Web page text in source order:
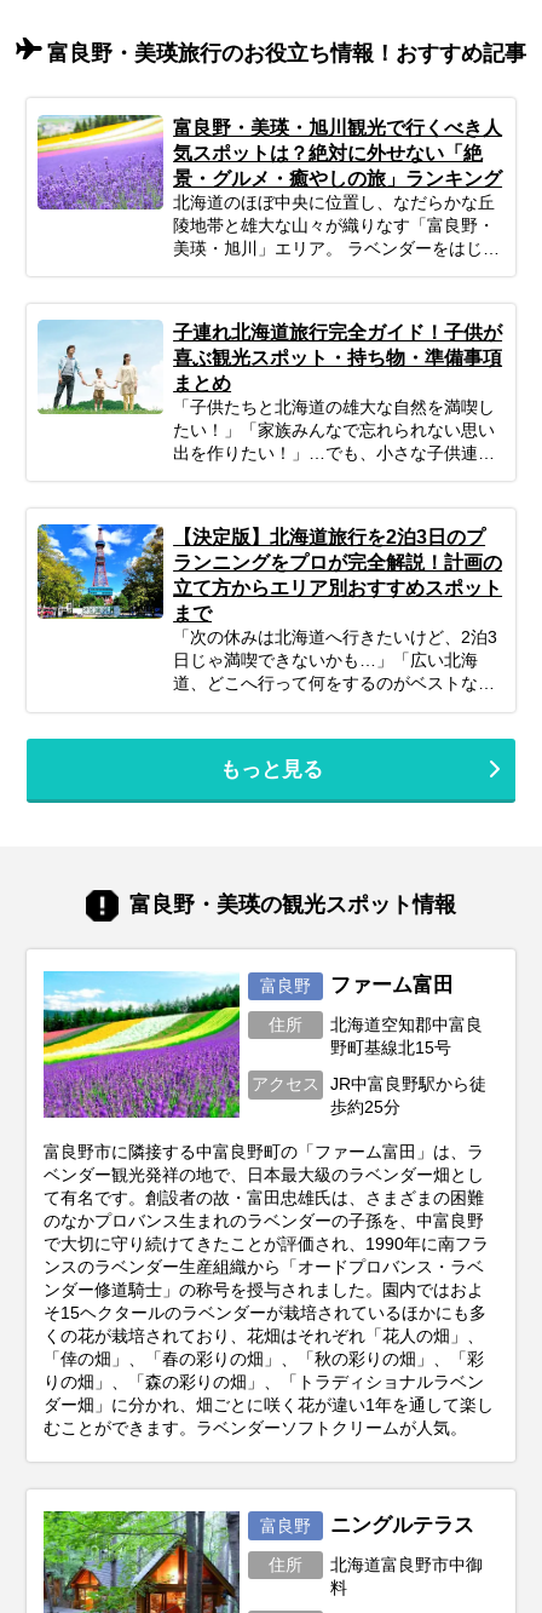
富良野・美瑛旅行のお役立ち情報！おすすめ記事
富良野・美瑛・旭川観光で行くべき人
気スポットは？絶対に外せない「絶
景・グルメ・癒やしの旅」ランキング
北海道のほぼ中央に位置し、なだらかな丘
陵地帯と雄大な山々が織りなす「富良野・
美瑛・旭川」エリア。 ラベンダーをはじめ
絶品グルメは、忙しい日常を忘れて深呼吸
したい大人の女性にぴったりの場所です。
「広すぎてどう回ればいいかわからな
い…」「効率よく絶景スポットを巡りた
い」 そんなあなたのために、今回はプロの
ツアーコーディネーターが厳選した、目的
別の富良野・美瑛・旭川おすすめ観光スポ
ットをご紹介します。 絵画のような絶景か
フェまで幅広くピックアップ。初めての方
からリピーターの方まで、あなたの旅のス
タイルに合わせた「最高の北海道旅」をプ
ランニングするための参考にぜひお役立て
ください。
子連れ北海道旅行完全ガイド！子供が
喜ぶ観光スポット・持ち物・準備事項
まとめ
「子供たちと北海道の雄大な自然を満喫し
たい！」「家族みんなで忘れられない思い
出を作りたい！」…でも、小さな子供連れ
計画すれば、子連れ北海道旅行は最高の体
験になります。 この記事では、子連れファ
ミリーが北海道旅行を思いっきり楽しむた
めの、計画の立て方の基本から、子供が絶
対喜ぶおすすめスポット＆アクティビテ
ィ、ホテル選びの秘訣、そしてあると便利
な持ち物や注意点まで、パパママ目線で徹
【決定版】北海道旅行を2泊3日のプ
ランニングをプロが完全解説！計画の
立て方からエリア別おすすめスポット
まで
「次の休みは北海道へ行きたいけど、2泊3
日じゃ満喫できないかも…」「広い北海
道、どこへ行って何をするのがベストな
をたっぷり楽しむことは可能です！この記
事では、忙しいあなたのために、2泊3日の
届けします。あなただけの特別な北海道旅
行を実現するためのヒントを見つけて、最
もっと見る
富良野・美瑛の観光スポット情報
富良野 ファーム富田
住所
北海道空知郡中富良
野町基線北15号
アクセス
JR中富良野駅から徒
歩約25分
富良野市に隣接する中富良野町の「ファーム富田」は、ラ
ベンダー観光発祥の地で、日本最大級のラベンダー畑とし
て有名です。創設者の故・富田忠雄氏は、さまざまの困難
のなかプロバンス生まれのラベンダーの子孫を、中富良野
で大切に守り続けてきたことが評価され、1990年に南フラ
ンスのラベンダー生産組織から「オードプロバンス・ラベ
ンダー修道騎士」の称号を授与されました。園内ではおよ
そ15ヘクタールのラベンダーが栽培されているほかにも多
くの花が栽培されており、花畑はそれぞれ「花人の畑」、
「倖の畑」、「春の彩りの畑」、「秋の彩りの畑」、「彩
りの畑」、「森の彩りの畑」、「トラディショナルラベン
ダー畑」に分かれ、畑ごとに咲く花が違い1年を通して楽し
むことができます。ラベンダーソフトクリームが人気。
富良野 ニングルテラス
住所
北海道富良野市中御
料